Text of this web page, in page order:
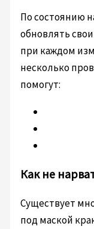
По состоянию
обновлять
при каждом
несколько
помогут:
Как не
Существует
под маской